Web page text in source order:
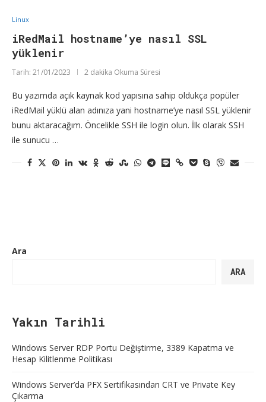
Linux
iRedMail hostname’ye nasıl SSL
yüklenir
Tarih: 21/01/2023 2 dakika Okuma Süresi
Bu yazımda açık kaynak kod yapısına sahip oldukça popüler
iRedMail yüklü alan adınıza yani hostname’ye nasıl SSL yüklenir
bunu aktaracağım. Öncelikle SSH ile login olun. İlk olarak SSH
ile sunucu …
Ara
ARA
Yakın Tarihli
Windows Server RDP Portu Değiştirme, 3389 Kapatma ve
Hesap Kilitlenme Politikası
Windows Server’da PFX Sertifikasından CRT ve Private Key
Çıkarma